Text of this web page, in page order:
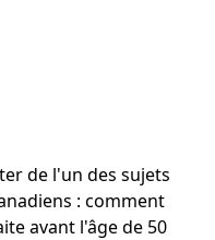
de l'un des sujets
: comment
avant l'âge de 50